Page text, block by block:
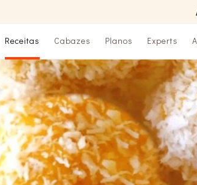
Receitas Cabazes Planos Experts